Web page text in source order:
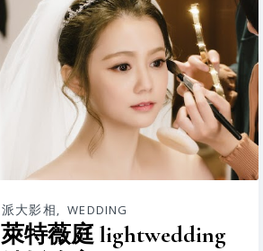
派大影相, WEDDING
萊特薇庭 lightwedding